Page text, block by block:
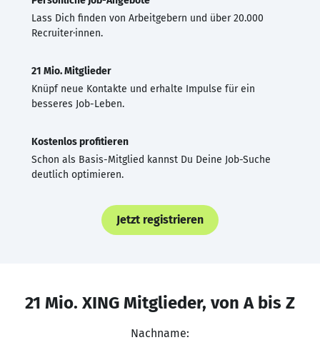
Lass Dich finden von Arbeitgebern und über 20.000
Recruiter·innen.
21 Mio. Mitglieder
Knüpf neue Kontakte und erhalte Impulse für ein
besseres Job-Leben.
Kostenlos profitieren
Schon als Basis-Mitglied kannst Du Deine Job-Suche
deutlich optimieren.
Jetzt registrieren
21 Mio. XING Mitglieder, von A bis Z
Nachname: